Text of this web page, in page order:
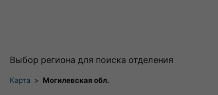
Выбор региона для поиска отделения
Карта > Могилевская обл.